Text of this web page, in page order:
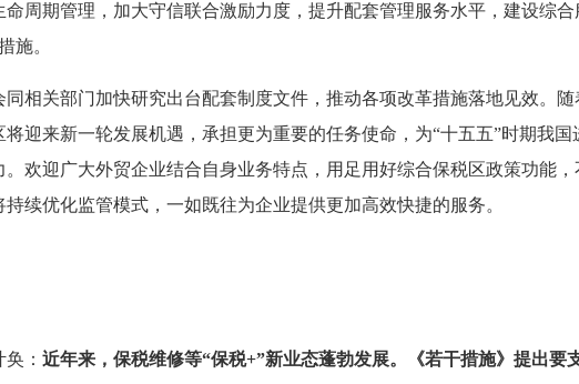
周期管理，加大守信联合激励力度，提升配套管理服务水平，建设综合
施。
相关部门加快研究出台配套制度文件，推动各项改革措施落地见效。随
迎来新一轮发展机遇，承担更为重要的任务使命，为“十五五”时期我国
欢迎广大外贸企业结合自身业务特点，用足用好综合保税区政策功能，
续优化监管模式，一如既往为企业提供更加高效快捷的服务。
： 近年来，保税维修等“保税+”新业态蓬勃发展。《若干措施》提出要